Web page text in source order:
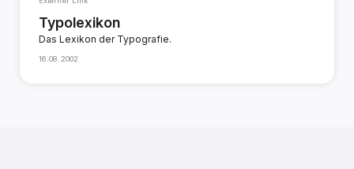
Typolexikon
Das Lexikon der Typografie.
16.08.2002